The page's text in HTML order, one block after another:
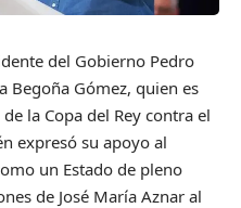
del Gobierno Pedro
Begoña Gómez, quien es
la Copa del Rey contra el
expresó su apoyo al
un Estado de pleno
de José María Aznar al